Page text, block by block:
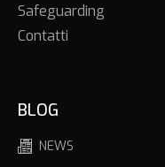
Safeguarding
Contatti
BLOG
NEWS